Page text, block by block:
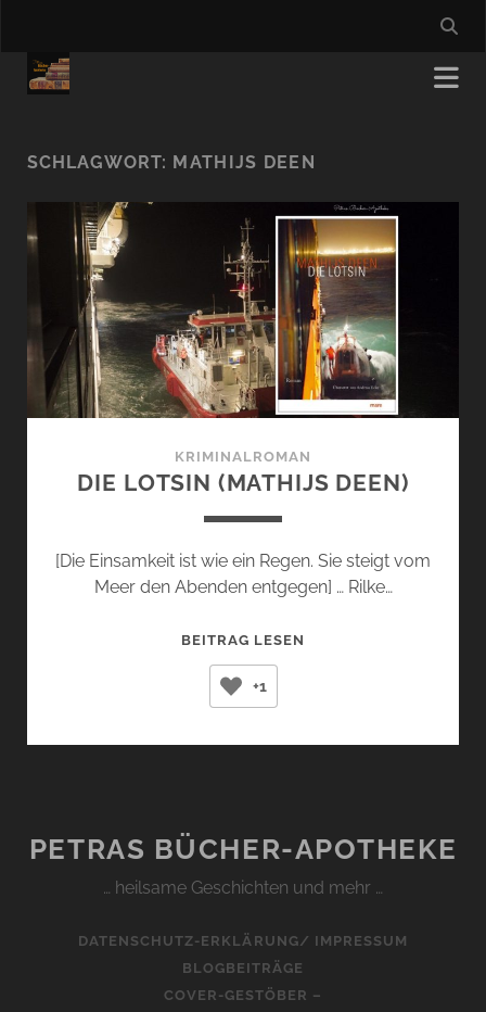
SCHLAGWORT: MATHIJS DEEN
KRIMINALROMAN
DIE LOTSIN (MATHIJS DEEN)
[Die Einsamkeit ist wie ein Regen. Sie steigt vom
Meer den Abenden entgegen] … Rilke…
BEITRAG LESEN
+1
PETRAS BÜCHER-APOTHEKE
… heilsame Geschichten und mehr …
DATENSCHUTZ-ERKLÄRUNG/ IMPRESSUM
BLOGBEITRÄGE
COVER-GESTÖBER –